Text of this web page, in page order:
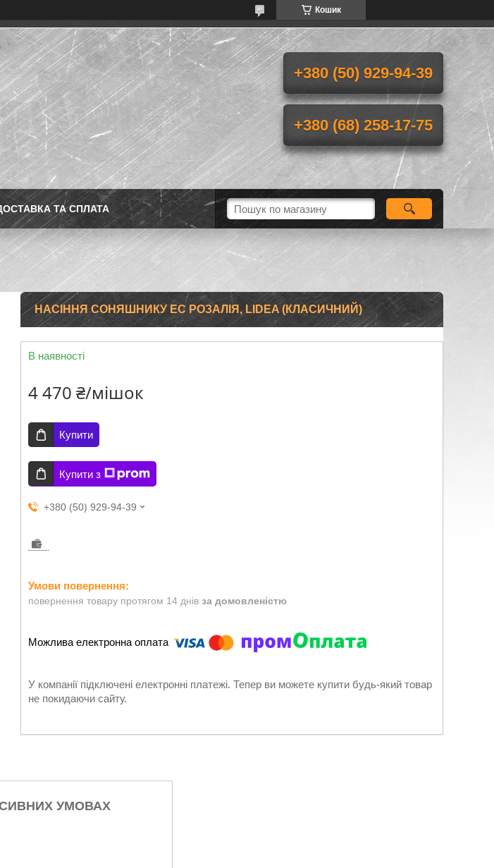
Кошик
+380 (50) 929-94-39
+380 (68) 258-17-75
ТА СПЛАТА
НАСІННЯ СОНЯШНИКУ ЕС РОЗАЛІЯ, LIDEA (КЛАСИЧНИЙ)
В наявності
4 470 ₴/мішок
Купити
Купити з
+380 (50) 929-94-39
повернення товару протягом 14 днів за домовленістю
У компанії підключені електронні платежі. Тепер ви можете купити будь-який товар
не покидаючи сайту.
УМОВАХ